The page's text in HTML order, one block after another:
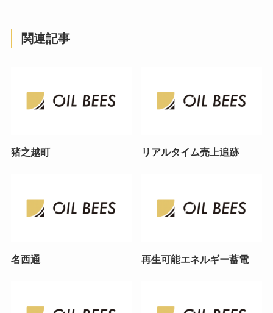
関連記事
猪之越町 リアルタイム売上追跡
名西通 再生可能エネルギー蓄電